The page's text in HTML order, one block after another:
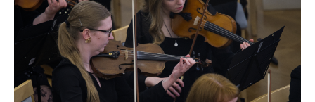
Tantsuetendus
"Loodud jääma"
Gaudeamus 65.